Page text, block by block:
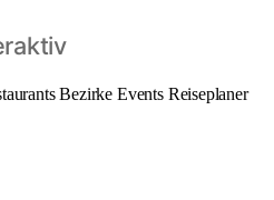
Bezirke Events Reiseplaner